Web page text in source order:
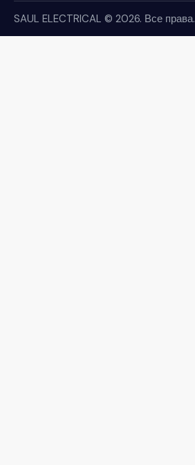
SAUL ELECTRICAL © 2026. Все права.